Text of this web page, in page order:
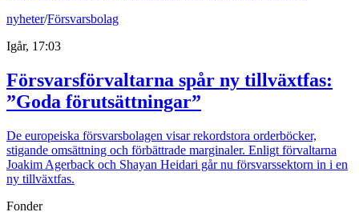
nyheter/Försvarsbolag
Igår, 17:03
Försvarsförvaltarna spår ny tillväxtfas:
”Goda förutsättningar”
De europeiska försvarsbolagen visar rekordstora orderböcker,
stigande omsättning och förbättrade marginaler. Enligt förvaltarna
Joakim Agerback och Shayan Heidari går nu försvarssektorn in i en
ny tillväxtfas.
Fonder